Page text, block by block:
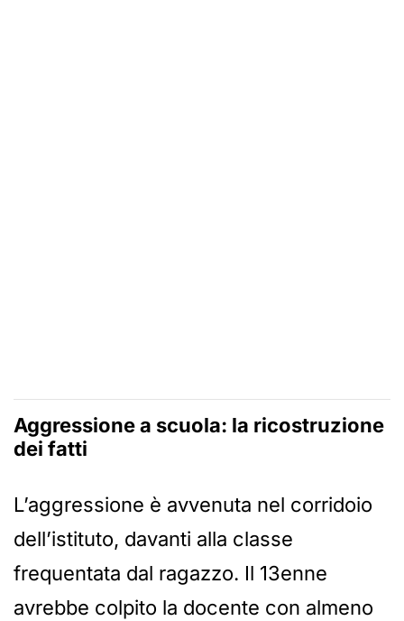
Aggressione a scuola: la ricostruzione
dei fatti
L’aggressione è avvenuta nel corridoio
dell’istituto, davanti alla classe
frequentata dal ragazzo. Il 13enne
avrebbe colpito la docente con almeno